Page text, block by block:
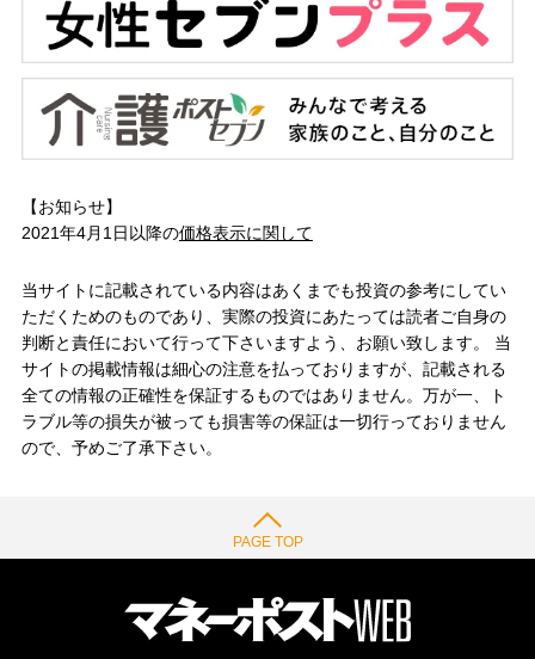
【お知らせ】
2021年4月1日以降の価格表示に関して
当サイトに記載されている内容はあくまでも投資の参考にしてい
ただくためのものであり、実際の投資にあたっては読者ご自身の
判断と責任において行って下さいますよう、お願い致します。 当
サイトの掲載情報は細心の注意を払っておりますが、記載される
全ての情報の正確性を保証するものではありません。万が一、ト
ラブル等の損失が被っても損害等の保証は一切行っておりません
ので、予めご了承下さい。
PAGE TOP